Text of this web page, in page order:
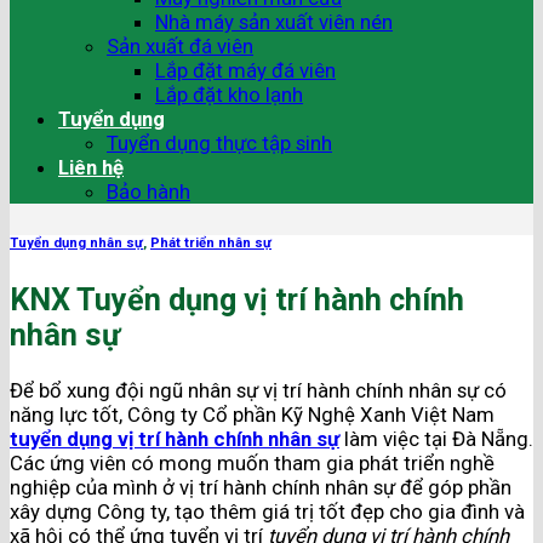
Nhà máy sản xuất viên nén
Sản xuất đá viên
Lắp đặt máy đá viên
Lắp đặt kho lạnh
Tuyển dụng
Tuyển dụng thực tập sinh
Liên hệ
Bảo hành
Tuyển dụng nhân sự, Phát triển nhân sự
KNX Tuyển dụng vị trí hành chính
nhân sự
Để bổ xung đội ngũ nhân sự vị trí hành chính nhân sự có
năng lực tốt, Công ty Cổ phần Kỹ Nghệ Xanh Việt Nam
tuyển dụng vị trí hành chính nhân sựlàm việc tại Đà Nẵng.
Các ứng viên có mong muốn tham gia phát triển nghề
nghiệp của mình ở vị trí hành chính nhân sự để góp phần
xây dựng Công ty, tạo thêm giá trị tốt đẹp cho gia đình và
xã hội có thể ứng tuyển vị trí tuyển dụng vị trí hành chính